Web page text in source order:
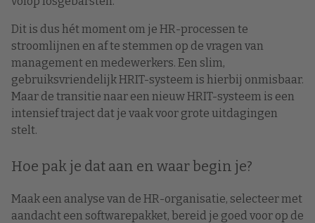
Dit is dus hét moment om je HR-processen te
stroomlijnen en af te stemmen op de vragen van
management en medewerkers. Een slim,
gebruiksvriendelijk HRIT-systeem is hierbij onmisbaar.
Maar de transitie naar een nieuw HRIT-systeem is een
intensief traject dat je vaak voor grote uitdagingen
stelt.
Hoe pak je dat aan en waar begin je?
Maak een analyse van de HR-organisatie, selecteer met
aandacht een softwarepakket, bereid je goed voor op de